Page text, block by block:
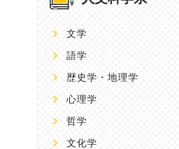
文学
語学
歴史学・地理学
心理学
哲学
文化学